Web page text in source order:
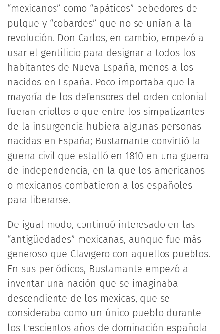
“mexicanos” como “apáticos” bebedores de
pulque y “cobardes” que no se unían a la
revolución. Don Carlos, en cambio, empezó a
usar el gentilicio para designar a todos los
habitantes de Nueva España, menos a los
nacidos en España. Poco importaba que la
mayoría de los defensores del orden colonial
fueran criollos o que entre los simpatizantes
de la insurgencia hubiera algunas personas
nacidas en España; Bustamante convirtió la
guerra civil que estalló en 1810 en una guerra
de independencia, en la que los americanos
o mexicanos combatieron a los españoles
para liberarse.
De igual modo, continuó interesado en las
“antigüedades” mexicanas, aunque fue más
generoso que Clavigero con aquellos pueblos.
En sus periódicos, Bustamante empezó a
inventar una nación que se imaginaba
descendiente de los mexicas, que se
consideraba como un único pueblo durante
los trescientos años de dominación española